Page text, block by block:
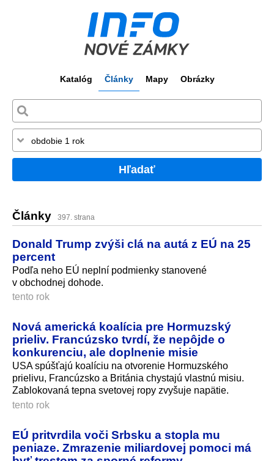
Katalóg Články Mapy Obrázky
Hľadať
Články 397. strana
Donald Trump zvýši clá na autá z EÚ na 25
percent
Podľa neho EÚ neplní podmienky stanovené
v obchodnej dohode.
tento rok
Nová americká koalícia pre Hormuzský
prieliv. Francúzsko tvrdí, že nepôjde o
konkurenciu, ale doplnenie misie
USA spúšťajú koalíciu na otvorenie Hormuzského
prielivu, Francúzsko a Británia chystajú vlastnú misiu.
Zablokovaná tepna svetovej ropy zvyšuje napätie.
tento rok
EÚ pritvrdila voči Srbsku a stopla mu
peniaze. Zmrazenie miliardovej pomoci má